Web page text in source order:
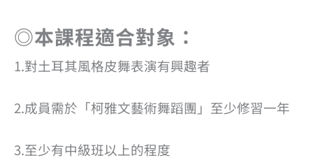
◎本課程適合對象：
1.對土耳其風格皮舞表演有興趣者
2.成員需於「柯雅文藝術舞蹈團」至少修習一年
3.至少有中級班以上的程度